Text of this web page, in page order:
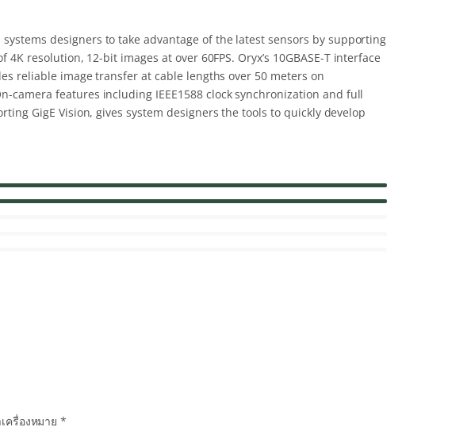
designers to take advantage of the latest sensors by supporting
resolution, 12-bit images at over 60FPS. Oryx’s 10GBASE-T interface
reliable image transfer at cable lengths over 50 meters on
camera features including IEEE1588 clock synchronization and full
GigE Vision, gives system designers the tools to quickly develop
120%
Complete
130%
ครื่องหมาย*